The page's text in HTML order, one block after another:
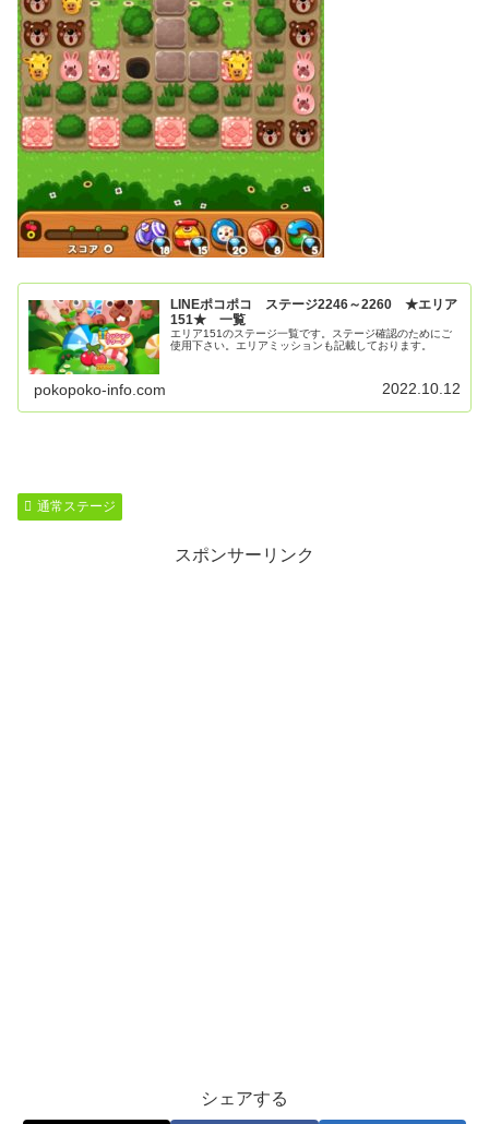
LINEポコポコ ステージ2246～2260 ★エリア
151★ 一覧
エリア151のステージ一覧です。ステージ確認のためにご
使用下さい。エリアミッションも記載しております。
pokopoko-info.com 2022.10.12
通常ステージ
スポンサーリンク
シェアする